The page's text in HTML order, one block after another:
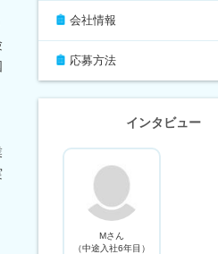
会社情報
応募方法
インタビュー
Mさん
（中途入社6年目）